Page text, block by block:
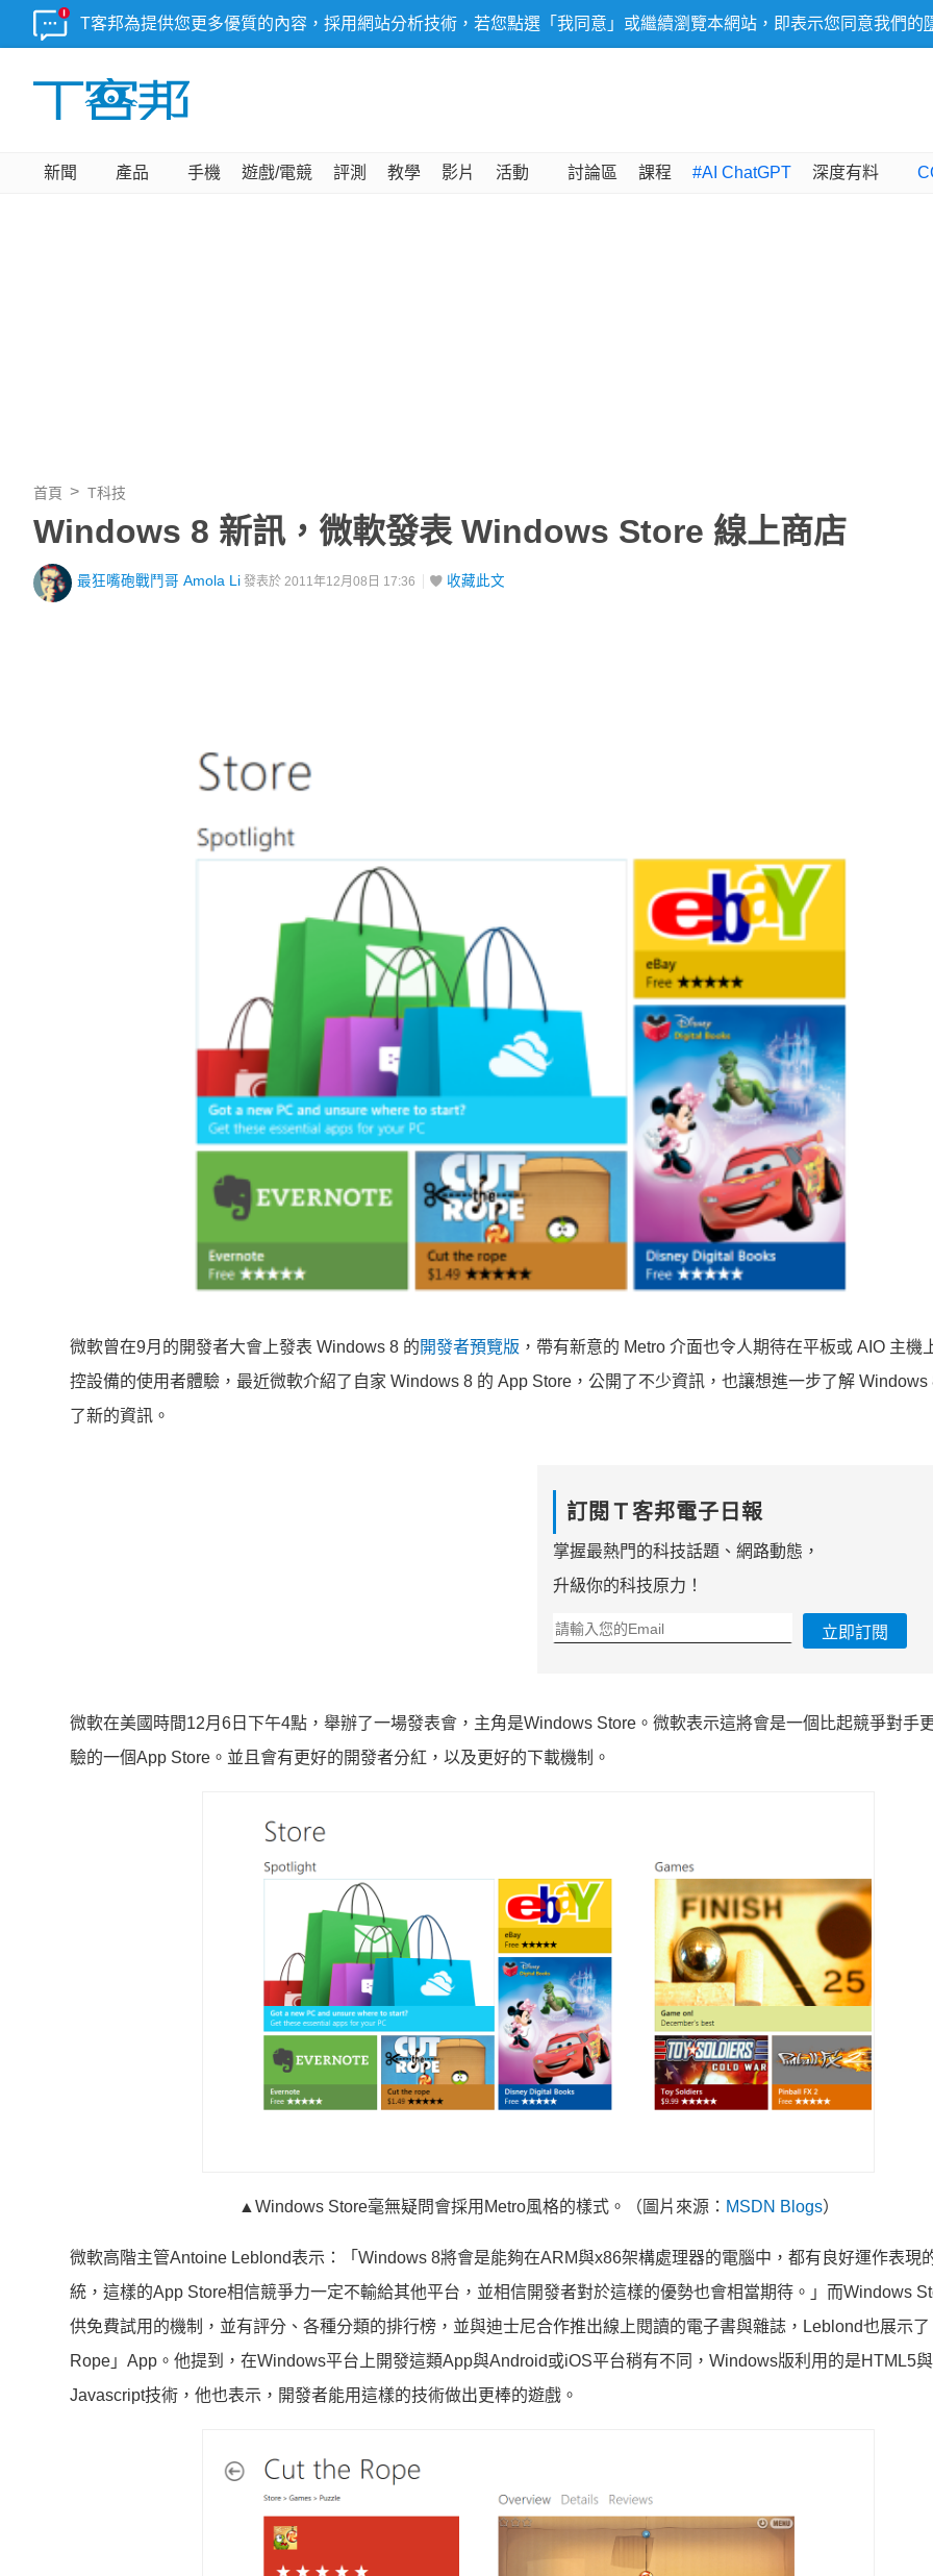
T客邦為提供您更多優質的內容，採用網站分析技術，若您點選「我同意」或繼續瀏覽本網站，即表示您同意我們的
新聞 產品 手機 遊戲/電競 評測 教學 影片 活動 討論區 課程 #AI ChatGPT 深度有料
首頁 T科技
Windows 8 新訊，微軟發表 Windows Store 線上商店
最狂嘴砲戰鬥哥 Amola Li 發表於 2011年12月08日 17:36 收藏此文
微軟曾在9月的開發者大會上發表 Windows 8 的開發者預覽版 ，帶有新意的 Metro 介面也令人期待在平板或 AIO 主機
控設備的使用者體驗，最近微軟介紹了自家 Windows 8 的 App Store，公開了不少資訊，也讓想進一步了解 Windows
了新的資訊。
訂閱Ｔ客邦電子日報
掌握最熱門的科技話題、網路動態，
升級你的科技原力！
立即訂閱
微軟在美國時間12月6日下午4點，舉辦了一場發表會，主角是Windows Store。微軟表示這將會是一個比起競爭對手
驗的一個App Store。並且會有更好的開發者分紅，以及更好的下載機制。
▲Windows Store毫無疑問會採用Metro風格的樣式。（圖片來源： MSDN Blogs）
微軟高階主管Antoine Leblond表示：「Windows 8將會是能夠在ARM與x86架構處理器的電腦中，都有良好運作表現
統，這樣的App Store相信競爭力一定不輸給其他平台，並相信開發者對於這樣的優勢也會相當期待。」而Windows
供免費試用的機制，並有評分、各種分類的排行榜，並與迪士尼合作推出線上閱讀的電子書與雜誌，Leblond也展示
Rope」App。他提到，在Windows平台上開發這類App與Android或iOS平台稍有不同，Windows版利用的是HTML5與
Javascript技術，他也表示，開發者能用這樣的技術做出更棒的遊戲。